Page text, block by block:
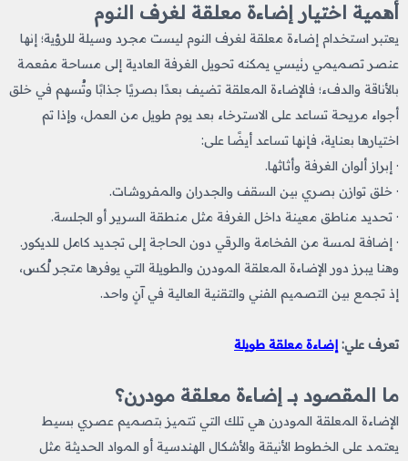
أهمية اختيار إضاءة معلقة لغرف النوم
يعتبر استخدام إضاءة معلقة لغرف النوم ليست مجرد وسيلة للرؤية؛ إنها
عنصر تصميمي رئيسي يمكنه تحويل الغرفة العادية إلى مساحة مفعمة
بالأناقة والدفء؛ فالإضاءة المعلقة تضيف بعدًا بصريًا جذابًا وتُسهم في خلق
أجواء مريحة تساعد على الاسترخاء بعد يوم طويل من العمل، وإذا تم
اختيارها بعناية، فإنها تساعد أيضًا على:
· إبراز ألوان الغرفة وأثاثها.
· خلق توازن بصري بين السقف والجدران والمفروشات.
· تحديد مناطق معينة داخل الغرفة مثل منطقة السرير أو الجلسة.
· إضافة لمسة من الفخامة والرقي دون الحاجة إلى تجديد كامل للديكور.
وهنا يبرز دور الإضاءة المعلقة المودرن والطويلة التي يوفرها متجر لُكس،
إذ تجمع بين التصميم الفني والتقنية العالية في آنٍ واحد.
تعرف علي: إضاءة معلقة طويلة
ما المقصود بــ إضاءة معلقة مودرن؟
الإضاءة المعلقة المودرن هي تلك التي تتميز بتصميم عصري بسيط
يعتمد على الخطوط الأنيقة والأشكال الهندسية أو المواد الحديثة مثل